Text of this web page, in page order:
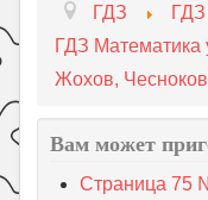
ГДЗ
ГДЗ Математика
Жохов, Чесноков
Вам может
Страница 75